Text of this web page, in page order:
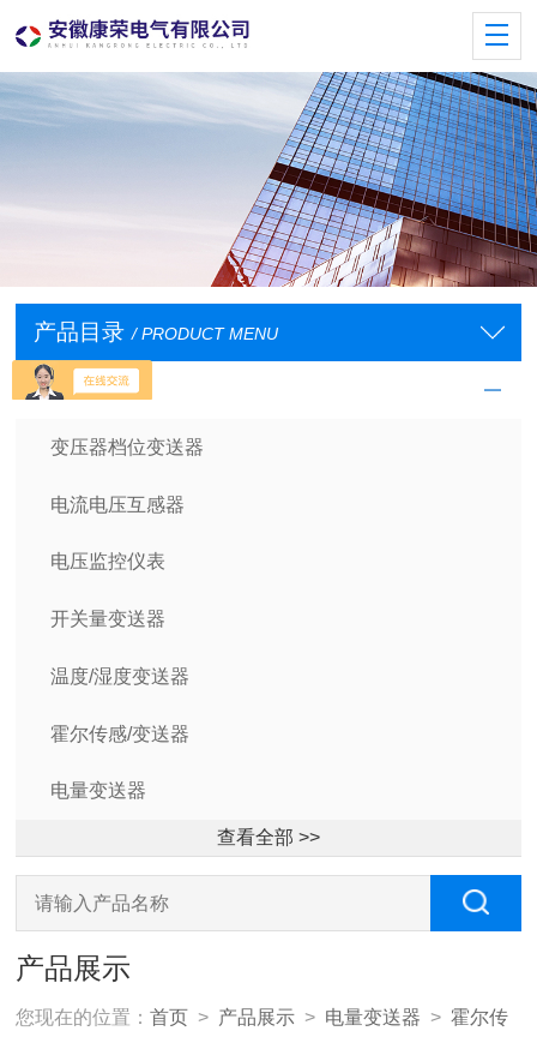
产品目录 / PRODUCT MENU
电量变送器
变压器档位变送器
电流电压互感器
电压监控仪表
开关量变送器
温度/湿度变送器
霍尔传感/变送器
电量变送器
查看全部 >>
产品展示
您现在的位置：首页 > 产品展示 > 电量变送器 >霍尔传